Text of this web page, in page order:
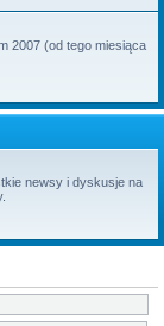
2007 (od tego miesiąca
newsy i dyskusje na